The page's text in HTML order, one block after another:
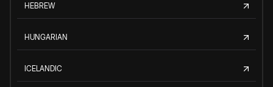
HEBREW
HUNGARIAN
ICELANDIC